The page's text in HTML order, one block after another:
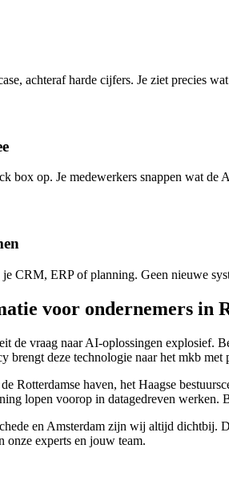
achteraf harde cijfers. Je ziet precies
box op. Je medewerkers snappen wat de
CRM, ERP of planning. Geen nieuwe
voor ondernemers in
de vraag naar AI-oplossingen explosief.
brengt deze technologie naar het mkb met
Rotterdamse haven, het Haagse
lopen voorop in datagedreven
en Amsterdam zijn wij altijd dichtbij.
onze experts en jouw team.